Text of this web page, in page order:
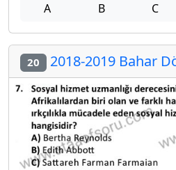
A B C
20 2018-2019 Bahar